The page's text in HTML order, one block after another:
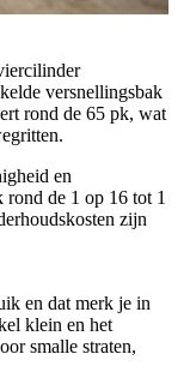
versnellingsbak
rond de 65 pk, wat
en
de 1 op 16 tot 1
zijn
en dat merk je in
klein en het
smalle straten,